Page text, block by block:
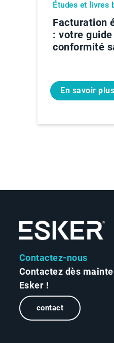
Études et livres
Facturation
: votre
conformité
En savoir plus
Contactez-nous
Contactez dès
Esker !
contact